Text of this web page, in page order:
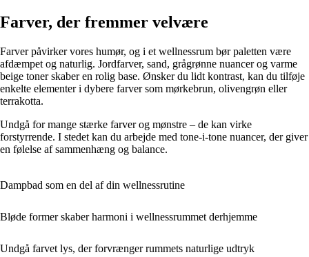
Farver, der fremmer velvære
Farver påvirker vores humør, og i et wellnessrum bør paletten være
afdæmpet og naturlig. Jordfarver, sand, grågrønne nuancer og varme
beige toner skaber en rolig base. Ønsker du lidt kontrast, kan du tilføje
enkelte elementer i dybere farver som mørkebrun, olivengrøn eller
terrakotta.
Undgå for mange stærke farver og mønstre – de kan virke
forstyrrende. I stedet kan du arbejde med tone-i-tone nuancer, der giver
en følelse af sammenhæng og balance.
Dampbad som en del af din wellnessrutine
Bløde former skaber harmoni i wellnessrummet derhjemme
Undgå farvet lys, der forvrænger rummets naturlige udtryk